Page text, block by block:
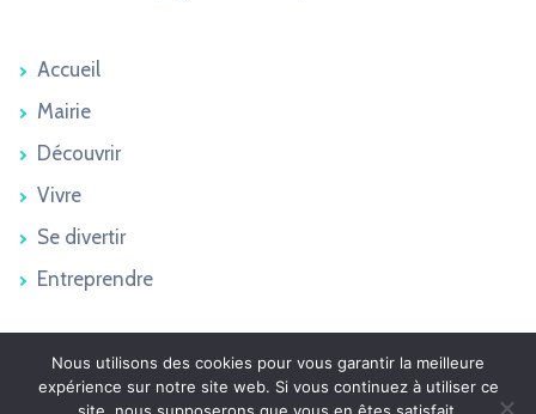
Accueil
Mairie
Découvrir
Vivre
Se divertir
Entreprendre
Podensac 2026 © - Tous droits réservés
Plan du site
Nous utilisons des cookies pour vous garantir la meilleure
expérience sur notre site web. Si vous continuez à utiliser ce